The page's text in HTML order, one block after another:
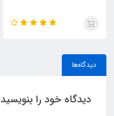
دیدگاه‌ها
دیدگاه خود را بنویسید